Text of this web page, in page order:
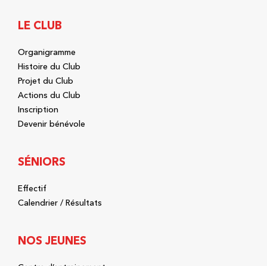
LE CLUB
Organigramme
Histoire du Club
Projet du Club
Actions du Club
Inscription
Devenir bénévole
SÉNIORS
Effectif
Calendrier / Résultats
NOS JEUNES